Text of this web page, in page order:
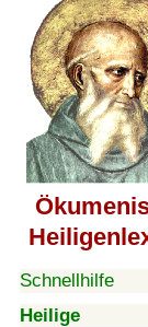
Schnellhilfe
Heilige